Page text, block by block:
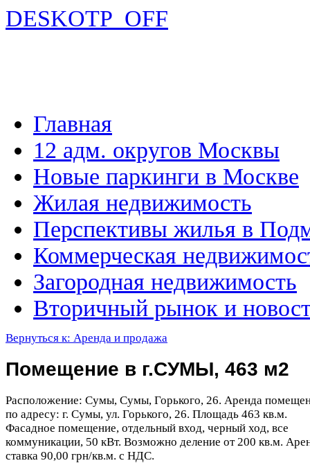
DESKOTP_OFF
Главная
12 адм. округов Москвы
Новые паркинги в Москве
Жилая недвижимость
Перспективы жилья в
Коммерческая
Загородная недвижимость
Вторичный рынок и
Вернуться к: Аренда и продажа
Помещение в г.СУМЫ, 463 м2
Расположение: Сумы, Сумы, Горького, 26. Аренда
по адресу: г. Сумы, ул. Горького, 26. Площадь 463 кв.м.
Фасадное помещение, отдельный вход, черный ход, все
коммуникации, 50 кВт. Возможно деление от 200 кв.м.
ставка 90,00 грн/кв.м. с НДС.